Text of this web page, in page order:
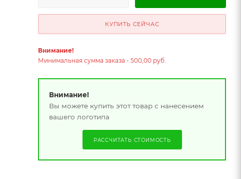
КУПИТЬ СЕЙЧАС
Внимание!
Минимальная сумма заказа - 500,00 руб.
Внимание!
Вы можете купить этот товар с нанесением
вашего логотипа
РАССЧИТАТЬ СТОИМОСТЬ